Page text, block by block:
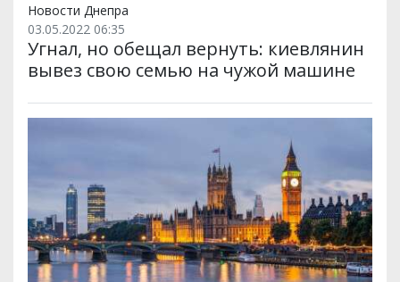
Новости Днепра
03.05.2022 06:35
Угнал, но обещал вернуть: киевлянин
вывез свою семью на чужой машине